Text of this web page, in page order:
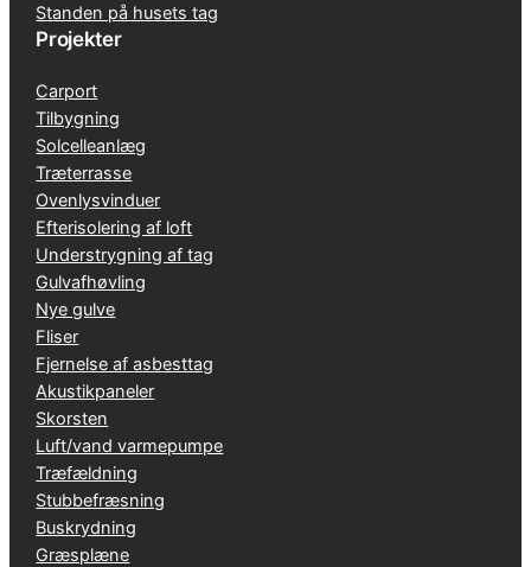
Standen på husets tag
Projekter
Carport
Tilbygning
Solcelleanlæg
Træterrasse
Ovenlysvinduer
Efterisolering af loft
Understrygning af tag
Gulvafhøvling
Nye gulve
Fliser
Fjernelse af asbesttag
Akustikpaneler
Skorsten
Luft/vand varmepumpe
Træfældning
Stubbefræsning
Buskrydning
Græsplæne